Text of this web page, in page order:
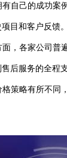
自己的成功案
目和客户反馈。
各家公司普
后服务的全程支
策略有所不同